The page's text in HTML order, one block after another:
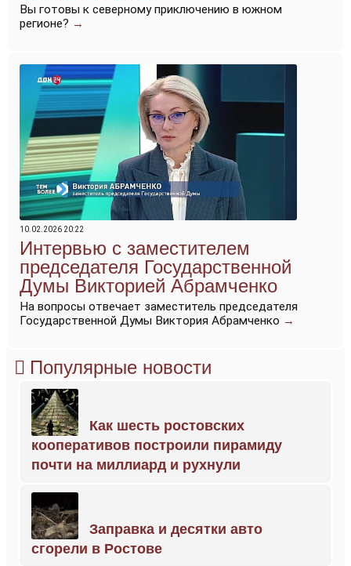
Вы готовы к северному приключению в южном
регионе? →
10.02.2026 20:22
Интервью с заместителем
председателя Государственной
Думы Викторией Абрамченко
На вопросы отвечает заместитель председателя
Государственной Думы Виктория Абрамченко →
Популярные новости
Как шесть ростовских
кооперативов построили пирамиду
почти на миллиард и рухнули
Заправка и десятки авто
сгорели в Ростове